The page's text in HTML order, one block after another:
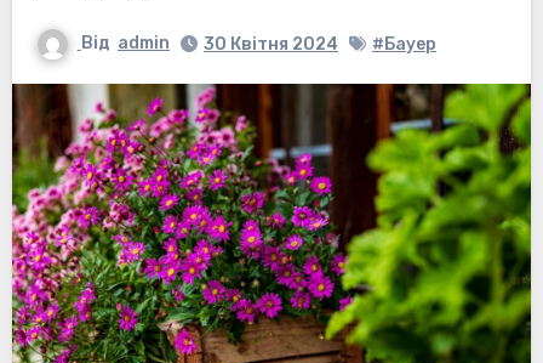
Від admin 30 Квітня 2024 #Бауер